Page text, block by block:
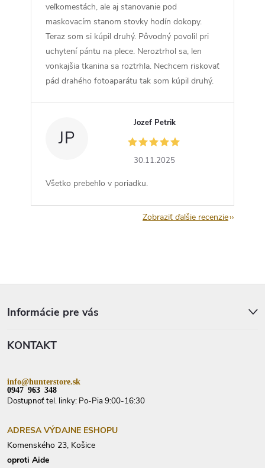
veľkomestách, ale aj stanovanie pod
maskovacím stanom stovky hodín dokopy.
Teraz som si kúpil druhý. Pôvodný povolil pri
uchytení pántu na plece. Neroztrhol sa, len
vonkajšia tkanina sa roztrhla. Nechcem riskovať
pád drahého fotoaparátu tak som kúpil druhý.
JP
Jozef Petrik
30.11.2025
Všetko prebehlo v poriadku.
Zobraziť ďalšie recenzie
Informácie pre vás
KONTAKT
info@hunterstore.sk
0947 963 348
Dostupnoť tel. linky: Po-Pia 9:00-16:30
ADRESA VÝDAJNE ESHOPU
Komenského 23, Košice
oproti Aide